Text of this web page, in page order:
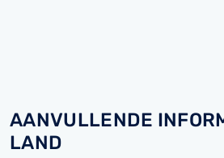
AANVULLENDE
LAND